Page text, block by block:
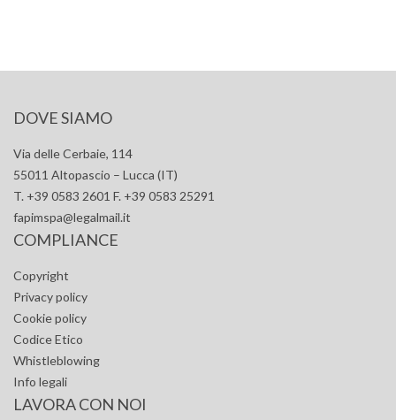
DOVE SIAMO
Via delle Cerbaie, 114
55011 Altopascio – Lucca (IT)
T. +39 0583 2601 F. +39 0583 25291
fapimspa@legalmail.it
COMPLIANCE
Copyright
Privacy policy
Cookie policy
Codice Etico
Whistleblowing
Info legali
LAVORA CON NOI